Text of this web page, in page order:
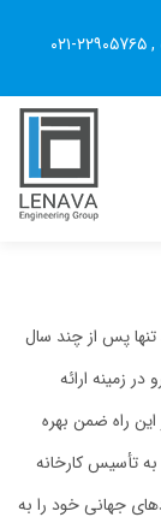
,۰۲۱-۲۲۹۰۵7۶۵
تنها پس از چند سال
زمینه ارائه
راه ضمن بهره
تأسیس کارخانه
جهانی خود را به